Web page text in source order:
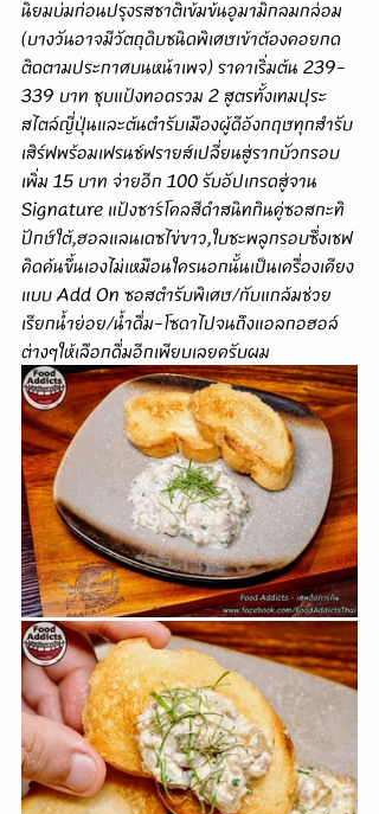
นิยมบ่มก่อนปรุงรสชาติเข้มข้นอูมามิกลมกล่อม
(บางวันอาจมีวัตถุดิบชนิดพิเศษเข้าต้องคอยกด
ติดตามประกาศบนหน้าเพจ) ราคาเริ่มต้น 239-
339 บาท ชุบแป้งทอดรวม 2 สูตรทั้งเทมปุระ
สไตล์ญี่ปุ่นและต้นตำรับเมืองผู้ดีอังกฤษทุกสำรับ
เสิร์ฟพร้อมเฟรนช์ฟรายส์เปลี่ยนสู่รากบัวกรอบ
เพิ่ม 15 บาท จ่ายอีก 100 รับอัปเกรดสู่จาน
Signature แป้งชาร์โคลสีดำสนิทกินคู่ซอสกะทิ
ปักษ์ใต้,ฮอลแลนเดซไข่ขาว,ใบชะพลูกรอบซึ่งเชฟ
คิดค้นขึ้นเองไม่เหมือนใครนอกนั้นเป็นเครื่องเคียง
แบบ Add On ซอสตำรับพิเศษ/กับแกล้มช่วย
เรียกน้ำย่อย/น้ำดื่ม-โซดาไปจนถึงแอลกอฮอล์
ต่างๆให้เลือกดื่มอีกเพียบเลยครับผม